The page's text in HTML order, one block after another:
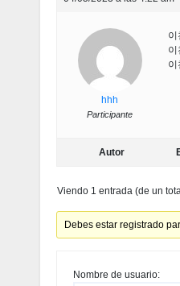
hhh
Participante
Autor
Viendo 1 entrada (de un
Debes estar registrado
Nombre de usuario: